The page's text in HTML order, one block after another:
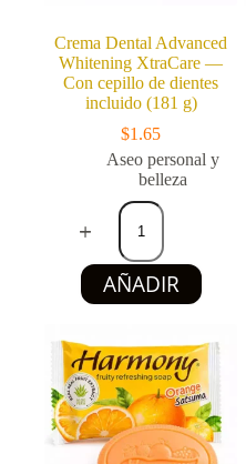
Crema Dental Advanced
Whitening XtraCare —
Con cepillo de dientes
incluido (181 g)
$1.65
Aseo personal y
belleza
Crema
Dental
Advanced
Whitening
XtraCare
—
de
dientes
incluido
(181
g)
cantidad
AÑADIR